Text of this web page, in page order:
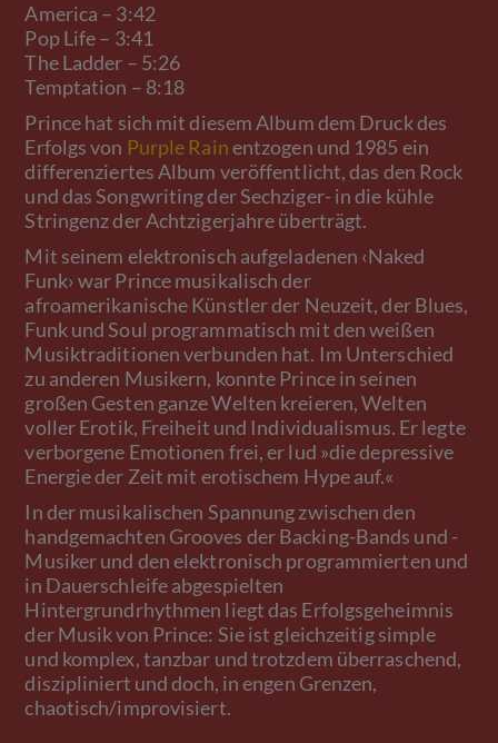
America – 3:42
Pop Life – 3:41
The Ladder – 5:26
Temptation – 8:18
Prince hat sich mit diesem Album dem Druck des
Erfolgs von Purple Rainentzogen und 1985 ein
differenziertes Album veröffentlicht, das den Rock
und das Songwriting der Sechziger- in die kühle
Stringenz der Achtzigerjahre überträgt.
Mit seinem elektronisch aufgeladenen ‹Naked
Funk› war Prince musikalisch der
afroamerikanische Künstler der Neuzeit, der Blues,
Funk und Soul programmatisch mit den weißen
Musiktraditionen verbunden hat. Im Unterschied
zu anderen Musikern, konnte Prince in seinen
großen Gesten ganze Welten kreieren, Welten
voller Erotik, Freiheit und Individualismus. Er legte
verborgene Emotionen frei, er lud »die depressive
Energie der Zeit mit erotischem Hype auf.«
In der musikalischen Spannung zwischen den
handgemachten Grooves der Backing-Bands und -
Musiker und den elektronisch programmierten und
in Dauerschleife abgespielten
Hintergrundrhythmen liegt das Erfolgsgeheimnis
der Musik von Prince: Sie ist gleichzeitig simple
und komplex, tanzbar und trotzdem überraschend,
diszipliniert und doch, in engen Grenzen,
chaotisch/improvisiert.